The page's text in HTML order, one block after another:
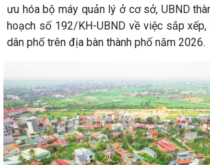
ưu hóa bộ máy quản lý ở cơ sở, UBND
hoạch số 192/KH-UBND về việc sắp
dân phố trên địa bàn thành phố năm 2026.